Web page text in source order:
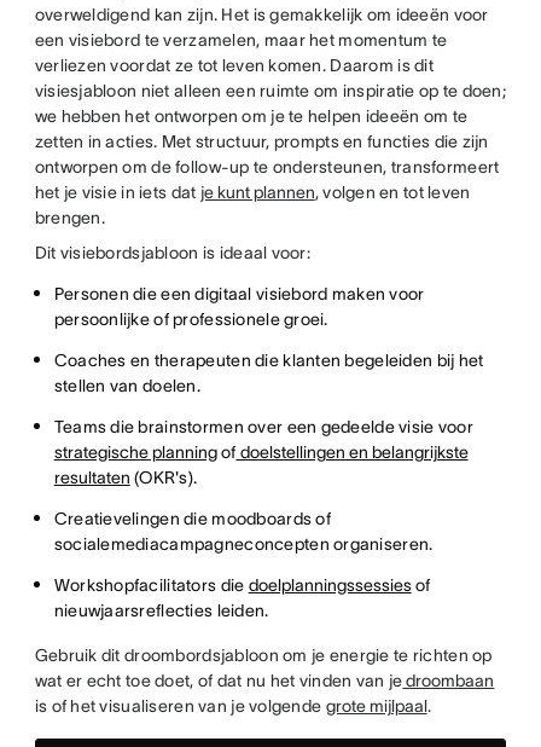
overweldigend kan zijn. Het is gemakkelijk om ideeën voor
een visiebord te verzamelen, maar het momentum te
verliezen voordat ze tot leven komen. Daarom is dit
visiesjabloon niet alleen een ruimte om inspiratie op te doen;
we hebben het ontworpen om je te helpen ideeën om te
zetten in acties. Met structuur, prompts en functies die zijn
ontworpen om de follow-up te ondersteunen, transformeert
het je visie in iets dat je kunt plannen, volgen en tot leven
brengen.
Dit visiebordsjabloon is ideaal voor:
Personen die een digitaal visiebord maken voor
persoonlijke of professionele groei.
Coaches en therapeuten die klanten begeleiden bij het
stellen van doelen.
Teams die brainstormen over een gedeelde visie voor
strategische planningof doelstellingen en belangrijkste
resultaten (OKR's).
Creatievelingen die moodboards of
socialemediacampagneconcepten organiseren.
Workshopfacilitators die doelplanningssessiesof
nieuwjaarsreflecties leiden.
Gebruik dit droombordsjabloon om je energie te richten op
wat er echt toe doet, of dat nu het vinden van jedroombaan
is of het visualiseren van je volgende grote mijlpaal.